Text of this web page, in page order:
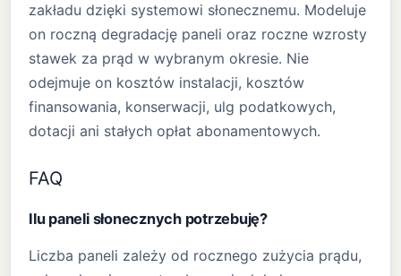
zakładu dzięki systemowi słonecznemu. Modeluje
on roczną degradację paneli oraz roczne wzrosty
stawek za prąd w wybranym okresie. Nie
odejmuje on kosztów instalacji, kosztów
finansowania, konserwacji, ulg podatkowych,
dotacji ani stałych opłat abonamentowych.
FAQ
Ilu paneli słonecznych potrzebuję?
Liczba paneli zależy od rocznego zużycia prądu,